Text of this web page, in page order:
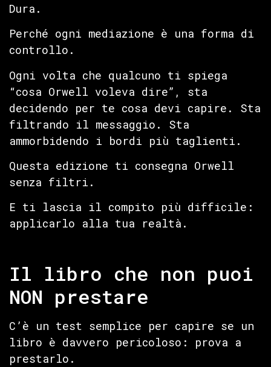
Dura.
Perché ogni mediazione è una forma di
controllo.
Ogni volta che qualcuno ti spiega
“cosa Orwell voleva dire”, sta
decidendo per te cosa devi capire. Sta
filtrando il messaggio. Sta
ammorbidendo i bordi più taglienti.
Questa edizione ti consegna Orwell
senza filtri.
E ti lascia il compito più difficile:
applicarlo alla tua realtà.
Il libro che non puoi
NON prestare
C’è un test semplice per capire se un
libro è davvero pericoloso: prova a
prestarlo.